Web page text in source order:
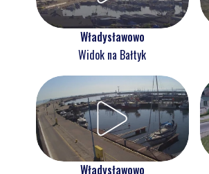
Władysławowo
Widok na Bałtyk
Władysławowo